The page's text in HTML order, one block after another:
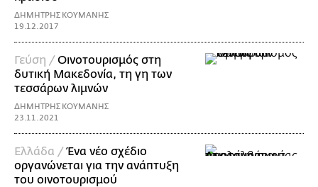
ΔΗΜΗΤΡΗΣ ΚΟΥΜΑΝΗΣ
19.12.2017
Γεύση /Οινοτουρισμός στη
δυτική Μακεδονία, τη γη των
τεσσάρων λιμνών
ΔΗΜΗΤΡΗΣ ΚΟΥΜΑΝΗΣ
23.11.2021
Ελλάδα /Ένα νέο σχέδιο
οργανώνεται για την ανάπτυξη
του οινοτουρισμού